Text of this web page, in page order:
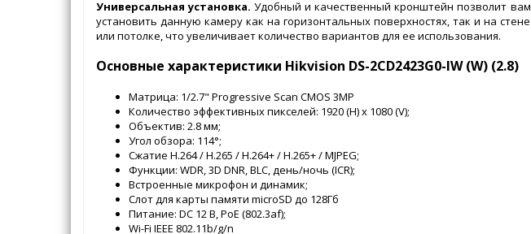
Универсальная установка.Удобный и качественный кронштейн позволит вам
установить данную камеру как на горизонтальных поверхностях, так и на стене
или потолке, что увеличивает количество вариантов для ее использования.
Основные характеристики Hikvision DS-2CD2423G0-IW (W) (2.8)
Матрица: 1/2.7" Progressive Scan CMOS 3МР
Количество эффективных пикселей: 1920 (H) x 1080 (V);
Объектив: 2.8 мм;
Угол обзора: 114°;
Сжатие H.264 / H.265 / H.264+ / H.265+ / MJPEG;
Функции: WDR, 3D DNR, BLC, день/ночь (ICR);
Встроенные микрофон и динамик;
Слот для карты памяти microSD до 128Гб
Питание: DC 12 В, PoE (802.3af);
Wi-Fi IEEE 802.11b/g/n